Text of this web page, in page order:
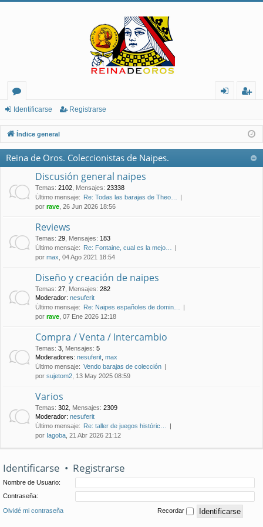
or
os
nt
ifi
ist
ra
Identificarse Registrarse
Índice general
Reina de Oros. Coleccionistas de Naipes.
Discusión general naipes
Temas: 2102 Mensajes: 23338
Último mensaje: Re: Todas las barajas de Theo…
por rave , 26 Jun 2026 18:56
Reviews
Temas: 29 Mensajes: 183
Último mensaje: Re: Fontaine, cual es la mejo…
por max , 04 Ago 2021 18:54
Diseño y creación de naipes
Temas: 27 Mensajes: 282
Moderador: nesuferit
Último mensaje: Re: Naipes españoles de domin…
por rave , 07 Ene 2026 12:18
Compra / Venta / Intercambio
Temas: 3 Mensajes: 5
Moderadores: nesuferit max
Último mensaje: Vendo barajas de colección
por sujetom2 , 13 May 2025 08:59
Varios
Temas: 302 Mensajes: 2309
Moderador: nesuferit
Último mensaje: Re: taller de juegos históric…
por Iagoba , 21 Abr 2026 21:12
Identificarse • Registrarse
Nombre de Usuario:
Contraseña:
Olvidé mi contraseña Recordar